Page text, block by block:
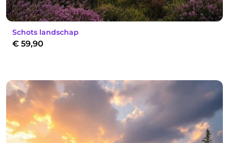
Schots landschap
€ 59,90